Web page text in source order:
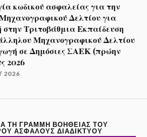
κωδικού ασφαλείας για την
Δελτίου για
στην Τριτοβάθμια Εκπαίδευση
Μηχανογραφικού Δελτίου
σε Δημόσιες ΣΑΕΚ (πρώην
2026
2026
ΤΗ ΓΡΑΜΜΉ ΒΟΉΘΕΙΑΣ ΤΟΥ
ΑΣΦΑΛΟΎΣ ΔΙΑΔΙΚΤΎΟΥ